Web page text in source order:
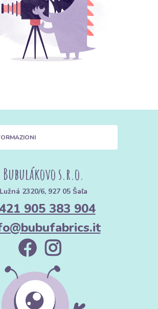
Bubulákovo s.r.o.
Lužná 2320/6, 927 05 Šaľa
905 383 904